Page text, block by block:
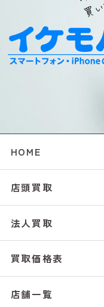
HOME
店頭買取
法人買取
買取価格表
店舗一覧